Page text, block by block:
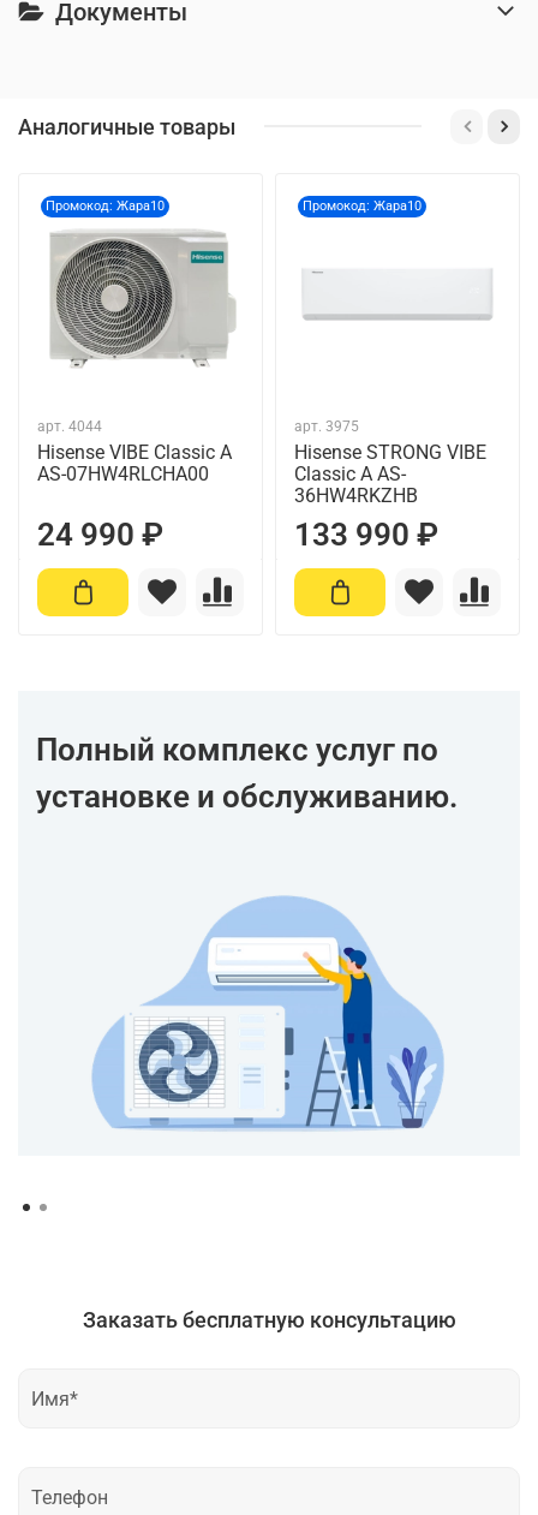
Документы
Аналогичные товары
Промокод: Жара10
арт. 4044
Hisense VIBE Classic A
AS-07HW4RLCHA00
24 990 ₽
Промокод: Жара10
арт. 3975
Hisense STRONG VIBE
Classic A AS-
36HW4RKZHB
133 990 ₽
Полный комплекс услуг по
установке и обслуживанию.
Заказать бесплатную консультацию